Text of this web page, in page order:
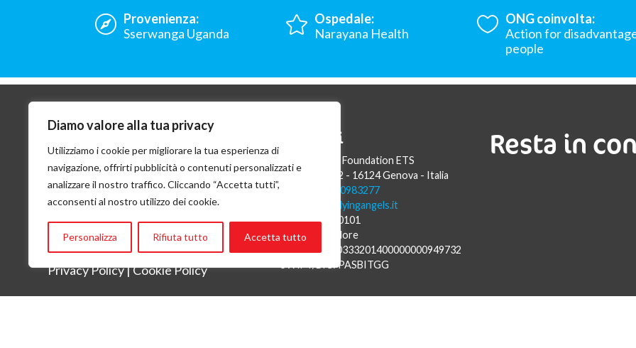
Diamo valore alla tua privacy
Utilizziamo i cookie per migliorare la tua esperienza di
navigazione, offrirti pubblicità o contenuti personalizzati e
analizzare il nostro traffico. Cliccando “Accetta tutti”,
acconsenti al nostro utilizzo dei cookie.
Personalizza Rifiuta tutto Accetta tutto
Provenienza:
Sserwanga Uganda
Ospedale:
Narayana Health
ONG coinvolta:
Action for
people
VOLO, VIAGGIO, VITA
Angels
Privacy Policy|Cookie Policy
Contatti
Flying Angels Foundation ETS
Via San Luca 2 - 16124 Genova - Italia
+ 39 010 0983277
info@flyingangels.it
CF: 95157820101
Banca Passadore
IBAN: IT73L0333201400000000949732
SWIFT/BIC: PASBITGG
Resta in